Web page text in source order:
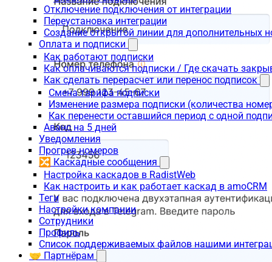
Отключение подключения от интеграции
Переустановка интеграции
Создание открытой линии для дополнительных
Оплата и подписки
Как работают подписки
Как оплачиваются подписки / Где скачать
Как сделать перерасчет или перенос подписок
Смена тарифа подписки
Изменение размера подписки (количества
Как перенести оставшийся период с одной
Аванс на 5 дней
Уведомления
Прогрев номеров
🔀 Каскадные сообщения
Настройка каскадов в RadistWeb
Как настроить и как работает каскад в amoCRM
Теги
Настройки компании
Сотрудники
Профиль
Список поддерживаемых файлов нашими
🤝 Партнёрам